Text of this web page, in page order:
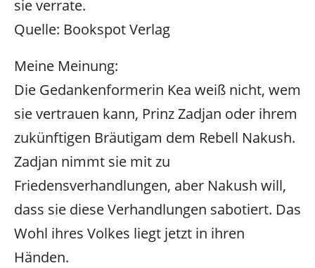
sie verrate.
Quelle: Bookspot Verlag
Meine Meinung:
Die Gedankenformerin Kea weiß nicht, wem
sie vertrauen kann, Prinz Zadjan oder ihrem
zukünftigen Bräutigam dem Rebell Nakush.
Zadjan nimmt sie mit zu
Friedensverhandlungen, aber Nakush will,
dass sie diese Verhandlungen sabotiert. Das
Wohl ihres Volkes liegt jetzt in ihren
Händen.